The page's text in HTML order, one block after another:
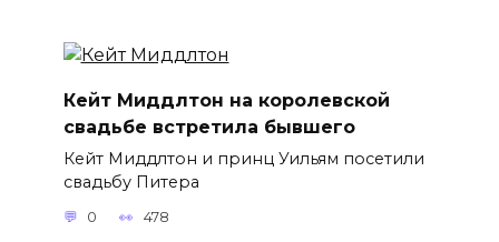
Кейт Миддлтон на королевской
свадьбе встретила бывшего
Кейт Миддлтон и принц Уильям посетили
свадьбу Питера
0 478